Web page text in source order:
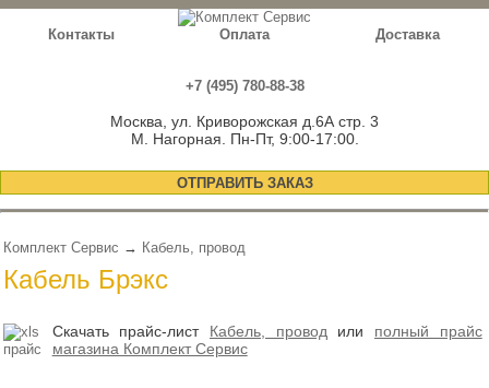
Контакты Оплата Доставка
+7 (495) 780-88-38
Москва, ул. Криворожская д.6А стр. 3
М. Нагорная. Пн-Пт, 9:00-17:00.
ОТПРАВИТЬ ЗАКАЗ
Комплект Сервис → Кабель, провод
Кабель Брэкс
Скачать прайс-лист Кабель, проводили полный прайс
магазина Комплект Сервис